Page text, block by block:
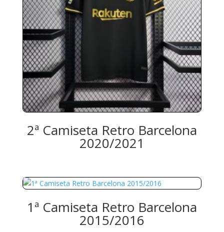
2ª Camiseta Retro Barcelona
2020/2021
1ª Camiseta Retro Barcelona
2015/2016